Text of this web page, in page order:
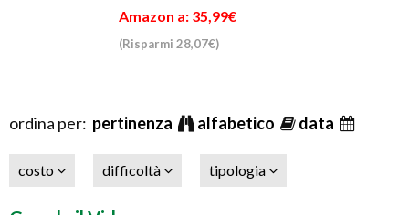
Amazon a: 35,99€
(Risparmi 28,07€)
ordina per: pertinenza alfabetico data
costo difficoltà tipologia